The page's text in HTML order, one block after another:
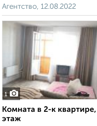
Агентство, 12.08.2022
1
Комната в 2-к
этаж